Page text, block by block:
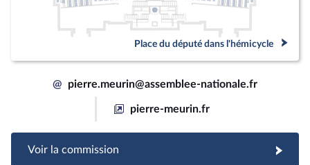
Place du député dans l'hémicycle
@ pierre.meurin@assemblee-nationale.fr
pierre-meurin.fr
Voir la commission